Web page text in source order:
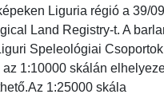
Liguria régió a 39/
Land Registry-t. A
Speleológiai Csoportok
1:10000 skálán
1:25000 skála